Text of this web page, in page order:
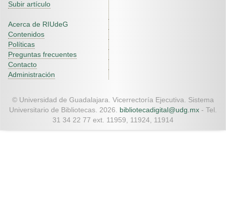
Subir artículo
Acerca de RIUdeG
Contenidos
Políticas
Preguntas frecuentes
Contacto
Administración
© Universidad de Guadalajara. Vicerrectoría Ejecutiva. Sistema
Universitario de Bibliotecas. 2026. bibliotecadigital@udg.mx - Tel.
31 34 22 77 ext. 11959, 11924, 11914